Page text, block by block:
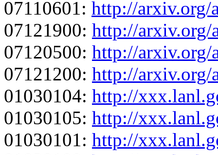
07110601: http://arxiv.org/
07121900: http://arxiv.org/
07120500: http://arxiv.org/
07121200: http://arxiv.org/
01030104: http://
01030105: http://
01030101: http://